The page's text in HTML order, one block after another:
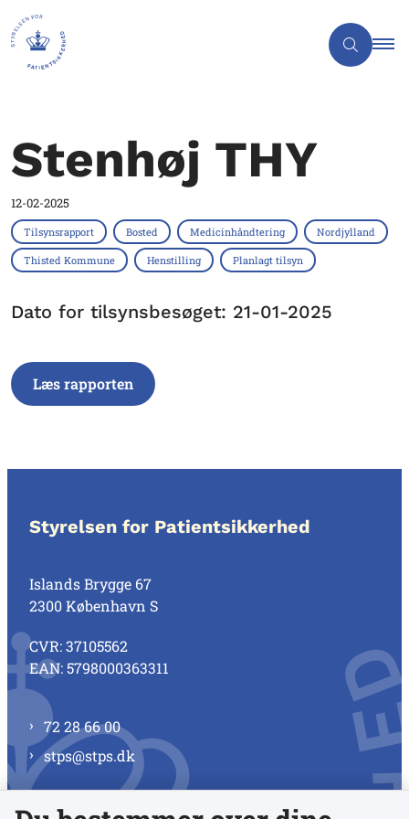
Stenhøj THY
12-02-2025
Tilsynsrapport Bosted Medicinhåndtering Nordjylland
Thisted Kommune Henstilling Planlagt tilsyn
Dato for tilsynsbesøget: 21-01-2025
Læs rapporten
Styrelsen for Patientsikkerhed
Islands Brygge 67
2300 København S
CVR: 37105562
EAN: 5798000363311
72 28 66 00
stps@stps.dk